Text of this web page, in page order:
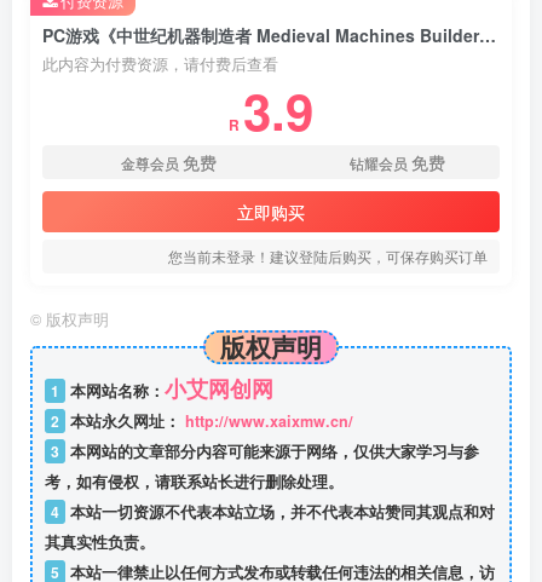
PC游戏《中世纪机器制造者 Medieval Machines Builder》中文Build.20105750
此内容为付费资源，请付费后查看
R 3.9
金尊会员 免费 钻耀会员 免费
立即购买
您当前未登录！建议登陆后购买，可保存购买订单
© 版权声明
版权声明
1 本网站名称： 小艾网创网
2 本站永久网址： http://www.xaixmw.cn/
3 本网站的文章部分内容可能来源于网络，仅供大家学习与参
考，如有侵权，请联系站长进行删除处理。
4 本站一切资源不代表本站立场，并不代表本站赞同其观点和对
其真实性负责。
5 本站一律禁止以任何方式发布或转载任何违法的相关信息，访